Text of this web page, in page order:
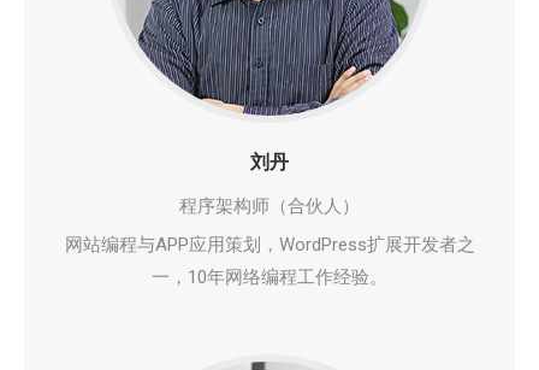
刘丹
程序架构师（合伙人）
网站编程与APP应用策划，WordPress扩展开发者之
一，10年网络编程工作经验。